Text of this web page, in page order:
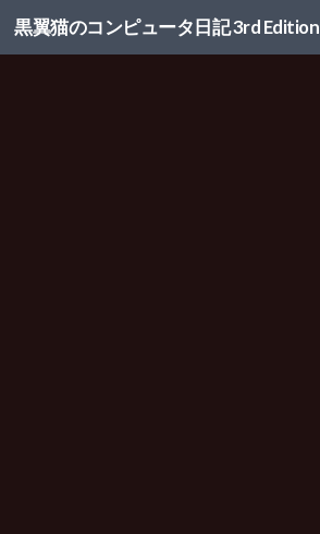
コンテンツへスキップ
黒翼猫のコンピュータ日記 3rd Edition